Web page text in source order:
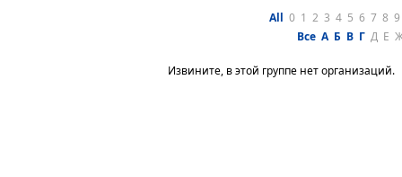
All 0 1 2 3 4 5 6 7 8 9
Все А Б В Г Д Е
Извините, в этой группе нет организаций.